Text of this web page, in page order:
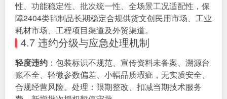
性、功能稳定性、批次统一性、全场景工况适配性，保
障2404类毡制品长期稳定合规供货文创民用市场、工业
耗材市场、工程项目渠道及外贸渠道。
4.7 违约分级与应急处理机制
轻度违约 ：包装标识不规范、宣传资料未备案、溯源台
账不全、轻微参数偏差、小幅品质瑕疵，无实质安全、
合规经营风险。处理：限期整改、扣减当期技术服务